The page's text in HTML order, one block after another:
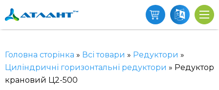
Головна сторінка » Всі товари » Редуктори »
Циліндричні горизонтальні редуктори » Редуктор
крановий Ц2-500